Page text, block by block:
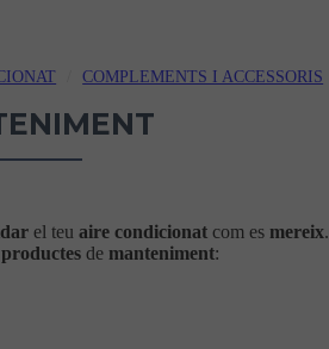
COMPLEMENTS I ACCESSORIS
el teuaire condicionat com es mereix.
productesde manteniment: